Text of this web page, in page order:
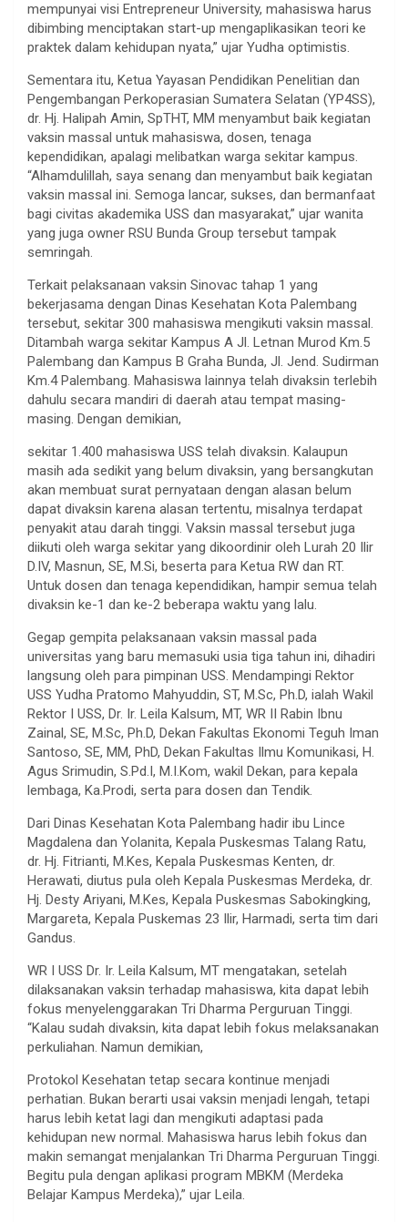
mempunyai visi Entrepreneur University, mahasiswa harus
dibimbing menciptakan start-up mengaplikasikan teori ke
praktek dalam kehidupan nyata,” ujar Yudha optimistis.
Sementara itu, Ketua Yayasan Pendidikan Penelitian dan
Pengembangan Perkoperasian Sumatera Selatan (YP4SS),
dr. Hj. Halipah Amin, SpTHT, MM menyambut baik kegiatan
vaksin massal untuk mahasiswa, dosen, tenaga
kependidikan, apalagi melibatkan warga sekitar kampus.
“Alhamdulillah, saya senang dan menyambut baik kegiatan
vaksin massal ini. Semoga lancar, sukses, dan bermanfaat
bagi civitas akademika USS dan masyarakat,” ujar wanita
yang juga owner RSU Bunda Group tersebut tampak
semringah.
Terkait pelaksanaan vaksin Sinovac tahap 1 yang
bekerjasama dengan Dinas Kesehatan Kota Palembang
tersebut, sekitar 300 mahasiswa mengikuti vaksin massal.
Ditambah warga sekitar Kampus A Jl. Letnan Murod Km.5
Palembang dan Kampus B Graha Bunda, Jl. Jend. Sudirman
Km.4 Palembang. Mahasiswa lainnya telah divaksin terlebih
dahulu secara mandiri di daerah atau tempat masing-
masing. Dengan demikian,
sekitar 1.400 mahasiswa USS telah divaksin. Kalaupun
masih ada sedikit yang belum divaksin, yang bersangkutan
akan membuat surat pernyataan dengan alasan belum
dapat divaksin karena alasan tertentu, misalnya terdapat
penyakit atau darah tinggi. Vaksin massal tersebut juga
diikuti oleh warga sekitar yang dikoordinir oleh Lurah 20 Ilir
D.IV, Masnun, SE, M.Si, beserta para Ketua RW dan RT.
Untuk dosen dan tenaga kependidikan, hampir semua telah
divaksin ke-1 dan ke-2 beberapa waktu yang lalu.
Gegap gempita pelaksanaan vaksin massal pada
universitas yang baru memasuki usia tiga tahun ini, dihadiri
langsung oleh para pimpinan USS. Mendampingi Rektor
USS Yudha Pratomo Mahyuddin, ST, M.Sc, Ph.D, ialah Wakil
Rektor I USS, Dr. Ir. Leila Kalsum, MT, WR II Rabin Ibnu
Zainal, SE, M.Sc, Ph.D, Dekan Fakultas Ekonomi Teguh Iman
Santoso, SE, MM, PhD, Dekan Fakultas Ilmu Komunikasi, H.
Agus Srimudin, S.Pd.I, M.I.Kom, wakil Dekan, para kepala
lembaga, Ka.Prodi, serta para dosen dan Tendik.
Dari Dinas Kesehatan Kota Palembang hadir ibu Lince
Magdalena dan Yolanita, Kepala Puskesmas Talang Ratu,
dr. Hj. Fitrianti, M.Kes, Kepala Puskesmas Kenten, dr.
Herawati, diutus pula oleh Kepala Puskesmas Merdeka, dr.
Hj. Desty Ariyani, M.Kes, Kepala Puskesmas Sabokingking,
Margareta, Kepala Puskemas 23 Ilir, Harmadi, serta tim dari
Gandus.
WR I USS Dr. Ir. Leila Kalsum, MT mengatakan, setelah
dilaksanakan vaksin terhadap mahasiswa, kita dapat lebih
fokus menyelenggarakan Tri Dharma Perguruan Tinggi.
“Kalau sudah divaksin, kita dapat lebih fokus melaksanakan
perkuliahan. Namun demikian,
Protokol Kesehatan tetap secara kontinue menjadi
perhatian. Bukan berarti usai vaksin menjadi lengah, tetapi
harus lebih ketat lagi dan mengikuti adaptasi pada
kehidupan new normal. Mahasiswa harus lebih fokus dan
makin semangat menjalankan Tri Dharma Perguruan Tinggi.
Begitu pula dengan aplikasi program MBKM (Merdeka
Belajar Kampus Merdeka),” ujar Leila.